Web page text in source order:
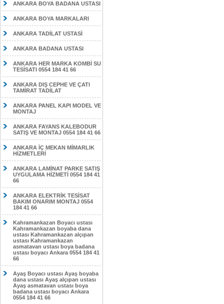
ANKARA BOYA BADANA USTASI
ANKARA BOYA MARKALARI
ANKARA TADİLAT USTASİ
ANKARA BADANA USTASI
ANKARA HER MARKA KOMBİ SU
TESİSATI 0554 184 41 66
ANKARA DIŞ CEPHE VE ÇATI
TAMİRAT TADİLAT
ANKARA PANEL KAPI MODEL VE
MONTAJ
ANKARA FAYANS KALEBODUR
SATIŞ VE MONTAJ 0554 184 41 66
ANKARA İÇ MEKAN MİMARLIK
HİZMETLERİ
ANKARA LAMİNAT PARKE SATIŞ
UYGULAMA HİZMETİ 0554 184 41
66
ANKARA ELEKTRİK TESİSAT
BAKIM ONARIM MONTAJ 0554
184 41 66
Kahramankazan Boyacı ustası
Kahramankazan boyaba dana
ustası Kahramankazan alçıpan
ustası Kahramankazan
asmatavan ustası boya badana
ustası boyacı Ankara 0554 184 41
66
Ayaş Boyacı ustası Ayaş boyaba
dana ustası Ayaş alçıpan ustası
Ayaş asmatavan ustası boya
badana ustası boyacı Ankara
0554 184 41 66